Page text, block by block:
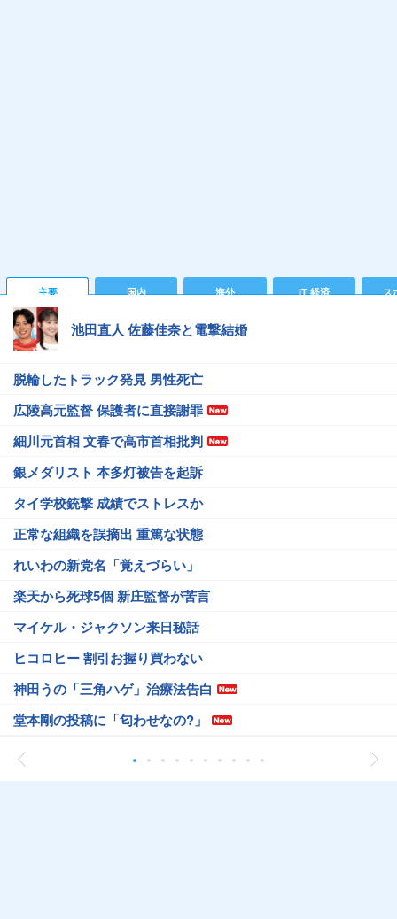
主要 国内 海外 IT 経済 ス
池田直人 佐藤佳奈と電撃結婚
脱輪したトラック発見 男性死亡
広陵高元監督 保護者に直接謝罪
細川元首相 文春で高市首相批判
銀メダリスト 本多灯被告を起訴
タイ学校銃撃 成績でストレスか
正常な組織を誤摘出 重篤な状態
れいわの新党名「覚えづらい」
楽天から死球5個 新庄監督が苦言
マイケル・ジャクソン来日秘話
ヒコロヒー 割引お握り買わない
神田うの「三角ハゲ」治療法告白
堂本剛の投稿に「匂わせなの?」